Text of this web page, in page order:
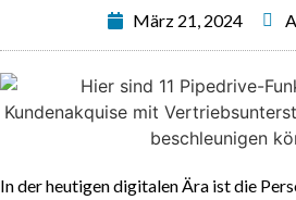
März 21, 2024
In der heutigen digitalen Ära ist die